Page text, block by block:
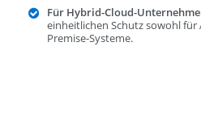
Für Hybrid-Cloud-
einheitlichen Schutz sowohl für
Premise-Systeme.